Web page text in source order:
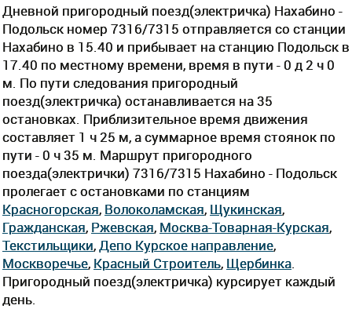
Дневной пригородный поезд(электричка) Нахабино -
Подольск номер 7316/7315 отправляется со станции
Нахабино в 15.40 и прибывает на станцию Подольск в
17.40 по местному времени, время в пути - 0 д 2 ч 0
м. По пути следования пригородный
поезд(электричка) останавливается на 35
остановках. Приблизительное время движения
составляет 1 ч 25 м, а суммарное время стоянок по
пути - 0 ч 35 м. Маршрут пригородного
поезда(электрички) 7316/7315 Нахабино - Подольск
пролегает c остановками по станциям
Красногорская, Волоколамская, Щукинская,
Гражданская, Ржевская, Москва-Товарная-Курская,
Текстильщики, Депо Курcкое направление,
Москворечье, Красный Строитель, Щербинка
Пригородный поезд(электричка) курсирует каждый
день.